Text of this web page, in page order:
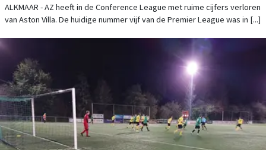
ALKMAAR - AZ heeft in de Conference League met ruime cijfers verloren
van Aston Villa. De huidige nummer vijf van de Premier League was in [...]